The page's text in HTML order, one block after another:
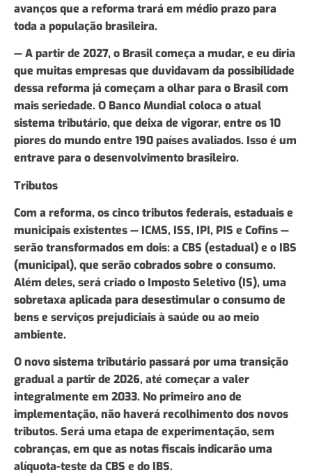
avanços que a reforma trará em médio prazo para
toda a população brasileira.
— A partir de 2027, o Brasil começa a mudar, e eu diria
que muitas empresas que duvidavam da possibilidade
dessa reforma já começam a olhar para o Brasil com
mais seriedade. O Banco Mundial coloca o atual
sistema tributário, que deixa de vigorar, entre os 10
piores do mundo entre 190 países avaliados. Isso é um
entrave para o desenvolvimento brasileiro.
Tributos
Com a reforma, os cinco tributos federais, estaduais e
municipais existentes — ICMS, ISS, IPI, PIS e Cofins —
serão transformados em dois: a CBS (estadual) e o IBS
(municipal), que serão cobrados sobre o consumo.
Além deles, será criado o Imposto Seletivo (IS), uma
sobretaxa aplicada para desestimular o consumo de
bens e serviços prejudiciais à saúde ou ao meio
ambiente.
O novo sistema tributário passará por uma transição
gradual a partir de 2026, até começar a valer
integralmente em 2033. No primeiro ano de
implementação, não haverá recolhimento dos novos
tributos. Será uma etapa de experimentação, sem
cobranças, em que as notas fiscais indicarão uma
alíquota-teste da CBS e do IBS.